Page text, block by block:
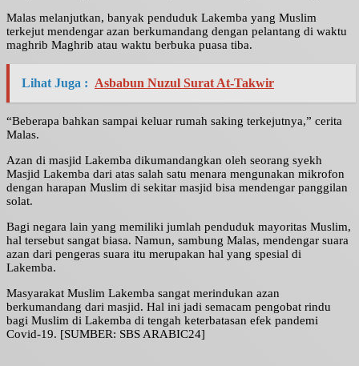
Malas melanjutkan, banyak penduduk Lakemba yang Muslim
terkejut mendengar azan berkumandang dengan pelantang di waktu
maghrib Maghrib atau waktu berbuka puasa tiba.
Lihat Juga : Asbabun Nuzul Surat At-Takwir
“Beberapa bahkan sampai keluar rumah saking terkejutnya,” cerita
Malas.
Azan di masjid Lakemba dikumandangkan oleh seorang syekh
Masjid Lakemba dari atas salah satu menara mengunakan mikrofon
dengan harapan Muslim di sekitar masjid bisa mendengar panggilan
solat.
Bagi negara lain yang memiliki jumlah penduduk mayoritas Muslim,
hal tersebut sangat biasa. Namun, sambung Malas, mendengar suara
azan dari pengeras suara itu merupakan hal yang spesial di
Lakemba.
Masyarakat Muslim Lakemba sangat merindukan azan
berkumandang dari masjid. Hal ini jadi semacam pengobat rindu
bagi Muslim di Lakemba di tengah keterbatasan efek pandemi
Covid-19. [SUMBER: SBS ARABIC24]